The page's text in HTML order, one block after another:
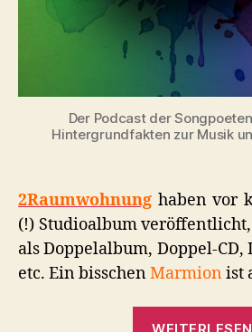
Der Podcast der
Hintergrundfakten zur Musik
2Raumwohnung haben vor
(!) Studioalbum
als Doppelalbum, Doppel-
etc. Ein bisschenMarmion ist